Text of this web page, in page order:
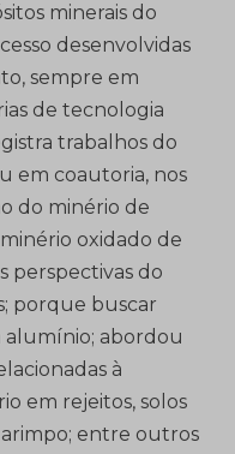
minerais do
desenvolvidas
sempre em
de tecnologia
trabalhos do
em coautoria, nos
do minério de
oxidado de
perspectivas do
porque buscar
alumínio; abordou
à
em rejeitos, solos
entre outros